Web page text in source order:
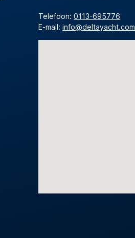
Telefoon:0113-695776
E-mail:info@deltayacht.com